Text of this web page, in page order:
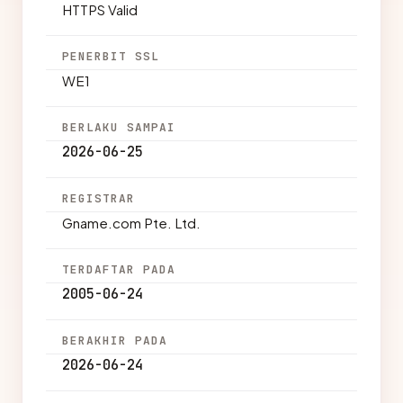
HTTPS Valid
PENERBIT SSL
WE1
BERLAKU SAMPAI
2026-06-25
REGISTRAR
Gname.com Pte. Ltd.
TERDAFTAR PADA
2005-06-24
BERAKHIR PADA
2026-06-24